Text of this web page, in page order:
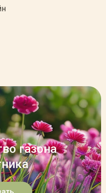
газона